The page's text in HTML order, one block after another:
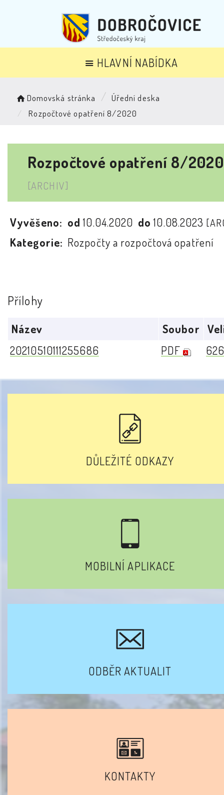
HLAVNÍ NABÍDKA
Domovská stránka
Úřední deska
Rozpočtové opatření 8/2020
Rozpočtové opatření 8/2020
[ARCHIV]
Vyvěšeno: od10.04.2020 do10.08.2023
Kategorie: Rozpočty a rozpočtová opatření
Přílohy
Název Soubor
20210510111255686
PDF
DŮLEŽITÉ ODKAZY
MOBILNÍ APLIKACE
ODBĚR AKTUALIT
KONTAKTY